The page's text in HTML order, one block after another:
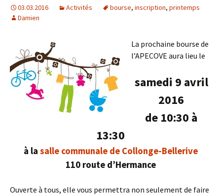
03.03.2016 Activités bourse, inscription, printemps
Damien
La prochaine bourse de
l’APECOVE aura lieu le
samedi 9 avril
2016
de 10:30 à
13:30
à la salle communale de Collonge-Bellerive
110 route d’Hermance
Ouverte à tous, elle vous permettra non seulement de faire